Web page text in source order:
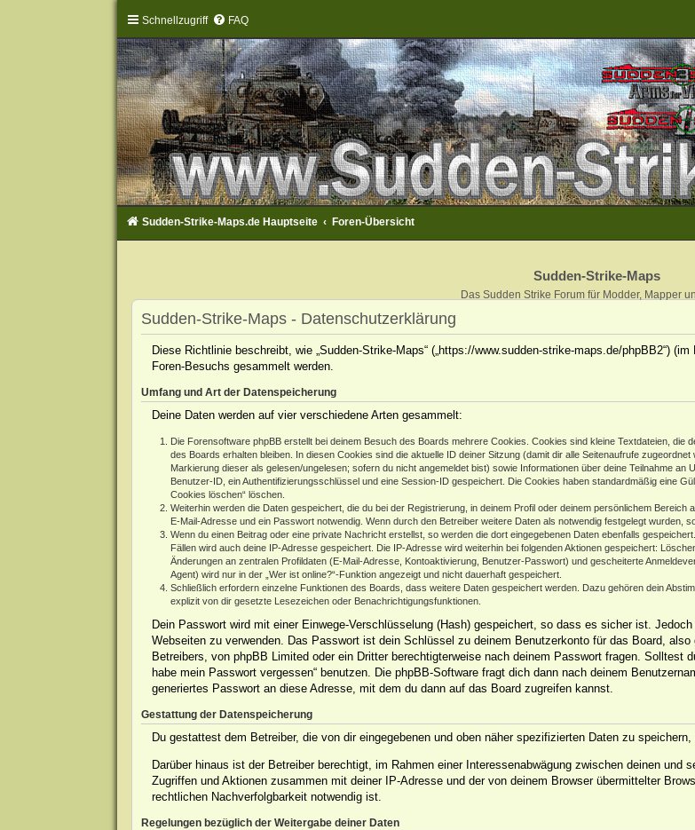
Schnellzugriff FAQ
Sudden-Strike-Maps.de Hauptseite Foren-Übersicht
Sudden-Strike-Maps
Das Sudden Strike Forum für Modder, Mapper
Sudden-Strike-Maps - Datenschutzerklärung
Diese Richtlinie beschreibt, wie „Sudden-Strike-Maps“ („https://www.sudden-strike-maps.de/phpBB2“)
Foren-Besuchs gesammelt werden.
Umfang und Art der Datenspeicherung
Deine Daten werden auf vier verschiedene Arten gesammelt:
Die Forensoftware phpBB erstellt bei deinem Besuch des Boards mehrere Cookies. Cookies sind kleine Textdateien, die
des Boards erhalten bleiben. In diesen Cookies sind die aktuelle ID deiner Sitzung (damit dir alle Seitenaufrufe
Markierung dieser als gelesen/ungelesen; sofern du nicht angemeldet bist) sowie Informationen über deine Teilnahme
Benutzer-ID, ein Authentifizierungsschlüssel und eine Session-ID gespeichert. Die Cookies haben standardmäßig eine
Cookies löschen“ löschen.
Weiterhin werden die Daten gespeichert, die du bei der Registrierung, in deinem Profil oder deinem persönlichem
E-Mail-Adresse und ein Passwort notwendig. Wenn durch den Betreiber weitere Daten als notwendig festgelegt wurden,
Wenn du einen Beitrag oder eine private Nachricht erstellst, so werden die dort eingegebenen Daten ebenfalls
Fällen wird auch deine IP-Adresse gespeichert. Die IP-Adresse wird weiterhin bei folgenden Aktionen gespeichert:
Änderungen an zentralen Profildaten (E-Mail-Adresse, Kontoaktivierung, Benutzer-Passwort) und gescheiterte
Agent) wird nur in der „Wer ist online?“-Funktion angezeigt und nicht dauerhaft gespeichert.
Schließlich erfordern einzelne Funktionen des Boards, dass weitere Daten gespeichert werden. Dazu gehören dein
explizit von dir gesetzte Lesezeichen oder Benachrichtigungsfunktionen.
Dein Passwort wird mit einer Einwege-Verschlüsselung (Hash) gespeichert, so dass es sicher ist.
Webseiten zu verwenden. Das Passwort ist dein Schlüssel zu deinem Benutzerkonto für das Board,
Betreibers, von phpBB Limited oder ein Dritter berechtigterweise nach deinem Passwort fragen. Solltest
habe mein Passwort vergessen“ benutzen. Die phpBB-Software fragt dich dann nach deinem
generiertes Passwort an diese Adresse, mit dem du dann auf das Board zugreifen kannst.
Gestattung der Datenspeicherung
Du gestattest dem Betreiber, die von dir eingegebenen und oben näher spezifizierten Daten zu
Darüber hinaus ist der Betreiber berechtigt, im Rahmen einer Interessenabwägung zwischen deinen und
Zugriffen und Aktionen zusammen mit deiner IP-Adresse und der von deinem Browser übermittelter
rechtlichen Nachverfolgbarkeit notwendig ist.
Regelungen bezüglich der Weitergabe deiner Daten